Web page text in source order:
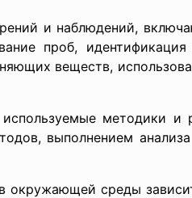
и наблюдений,
проб,
веществ,
методики и
выполнением
окружающей среды